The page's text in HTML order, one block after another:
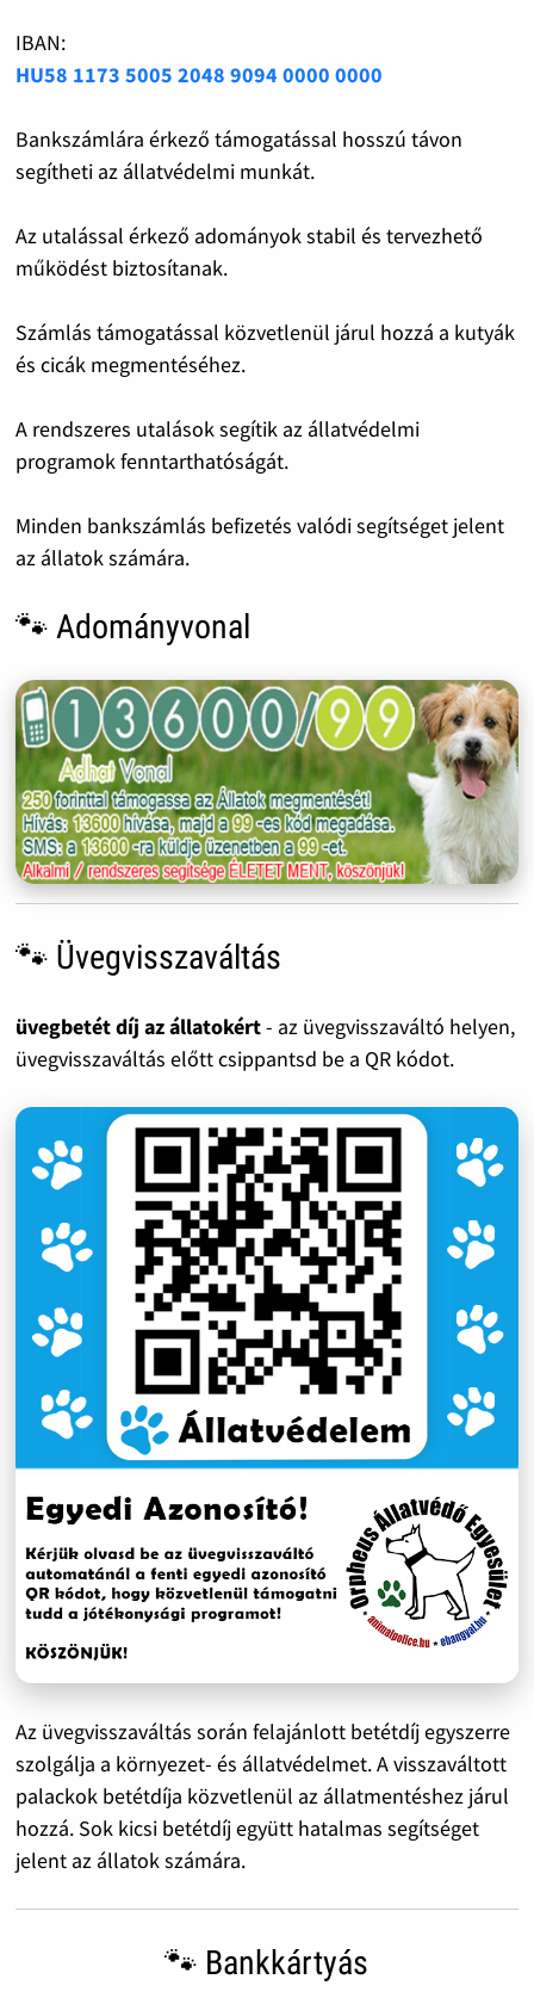
IBAN:
HU58 1173 5005 2048 9094 0000 0000
Bankszámlára érkező támogatással hosszú távon
segítheti az állatvédelmi munkát.
Az utalással érkező adományok stabil és tervezhető
működést biztosítanak.
Számlás támogatással közvetlenül járul hozzá a kutyák
és cicák megmentéséhez.
A rendszeres utalások segítik az állatvédelmi
programok fenntarthatóságát.
Minden bankszámlás befizetés valódi segítséget jelent
az állatok számára.
🐾 Adományvonal
🐾 Üvegvisszaváltás
üvegbetét díj az állatokért- az üvegvisszaváltó helyen,
üvegvisszaváltás előtt csippantsd be a QR kódot.
Az üvegvisszaváltás során felajánlott betétdíj egyszerre
szolgálja a környezet- és állatvédelmet. A visszaváltott
palackok betétdíja közvetlenül az állatmentéshez járul
hozzá. Sok kicsi betétdíj együtt hatalmas segítséget
jelent az állatok számára.
🐾 Bankkártyás